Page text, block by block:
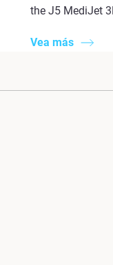
the J5 MediJet
Vea más